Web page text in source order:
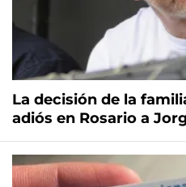
La decisión de la
adiós en Rosario a